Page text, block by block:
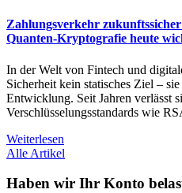
Zahlungsverkehr
Quanten-Kryptografie heute
In der Welt von Fintech und
Sicherheit kein statisches Ziel –
Entwicklung. Seit Jahren verlässt
Verschlüsselungsstandards wie
Weiterlesen
Alle Artikel
Haben wir Ihr Konto